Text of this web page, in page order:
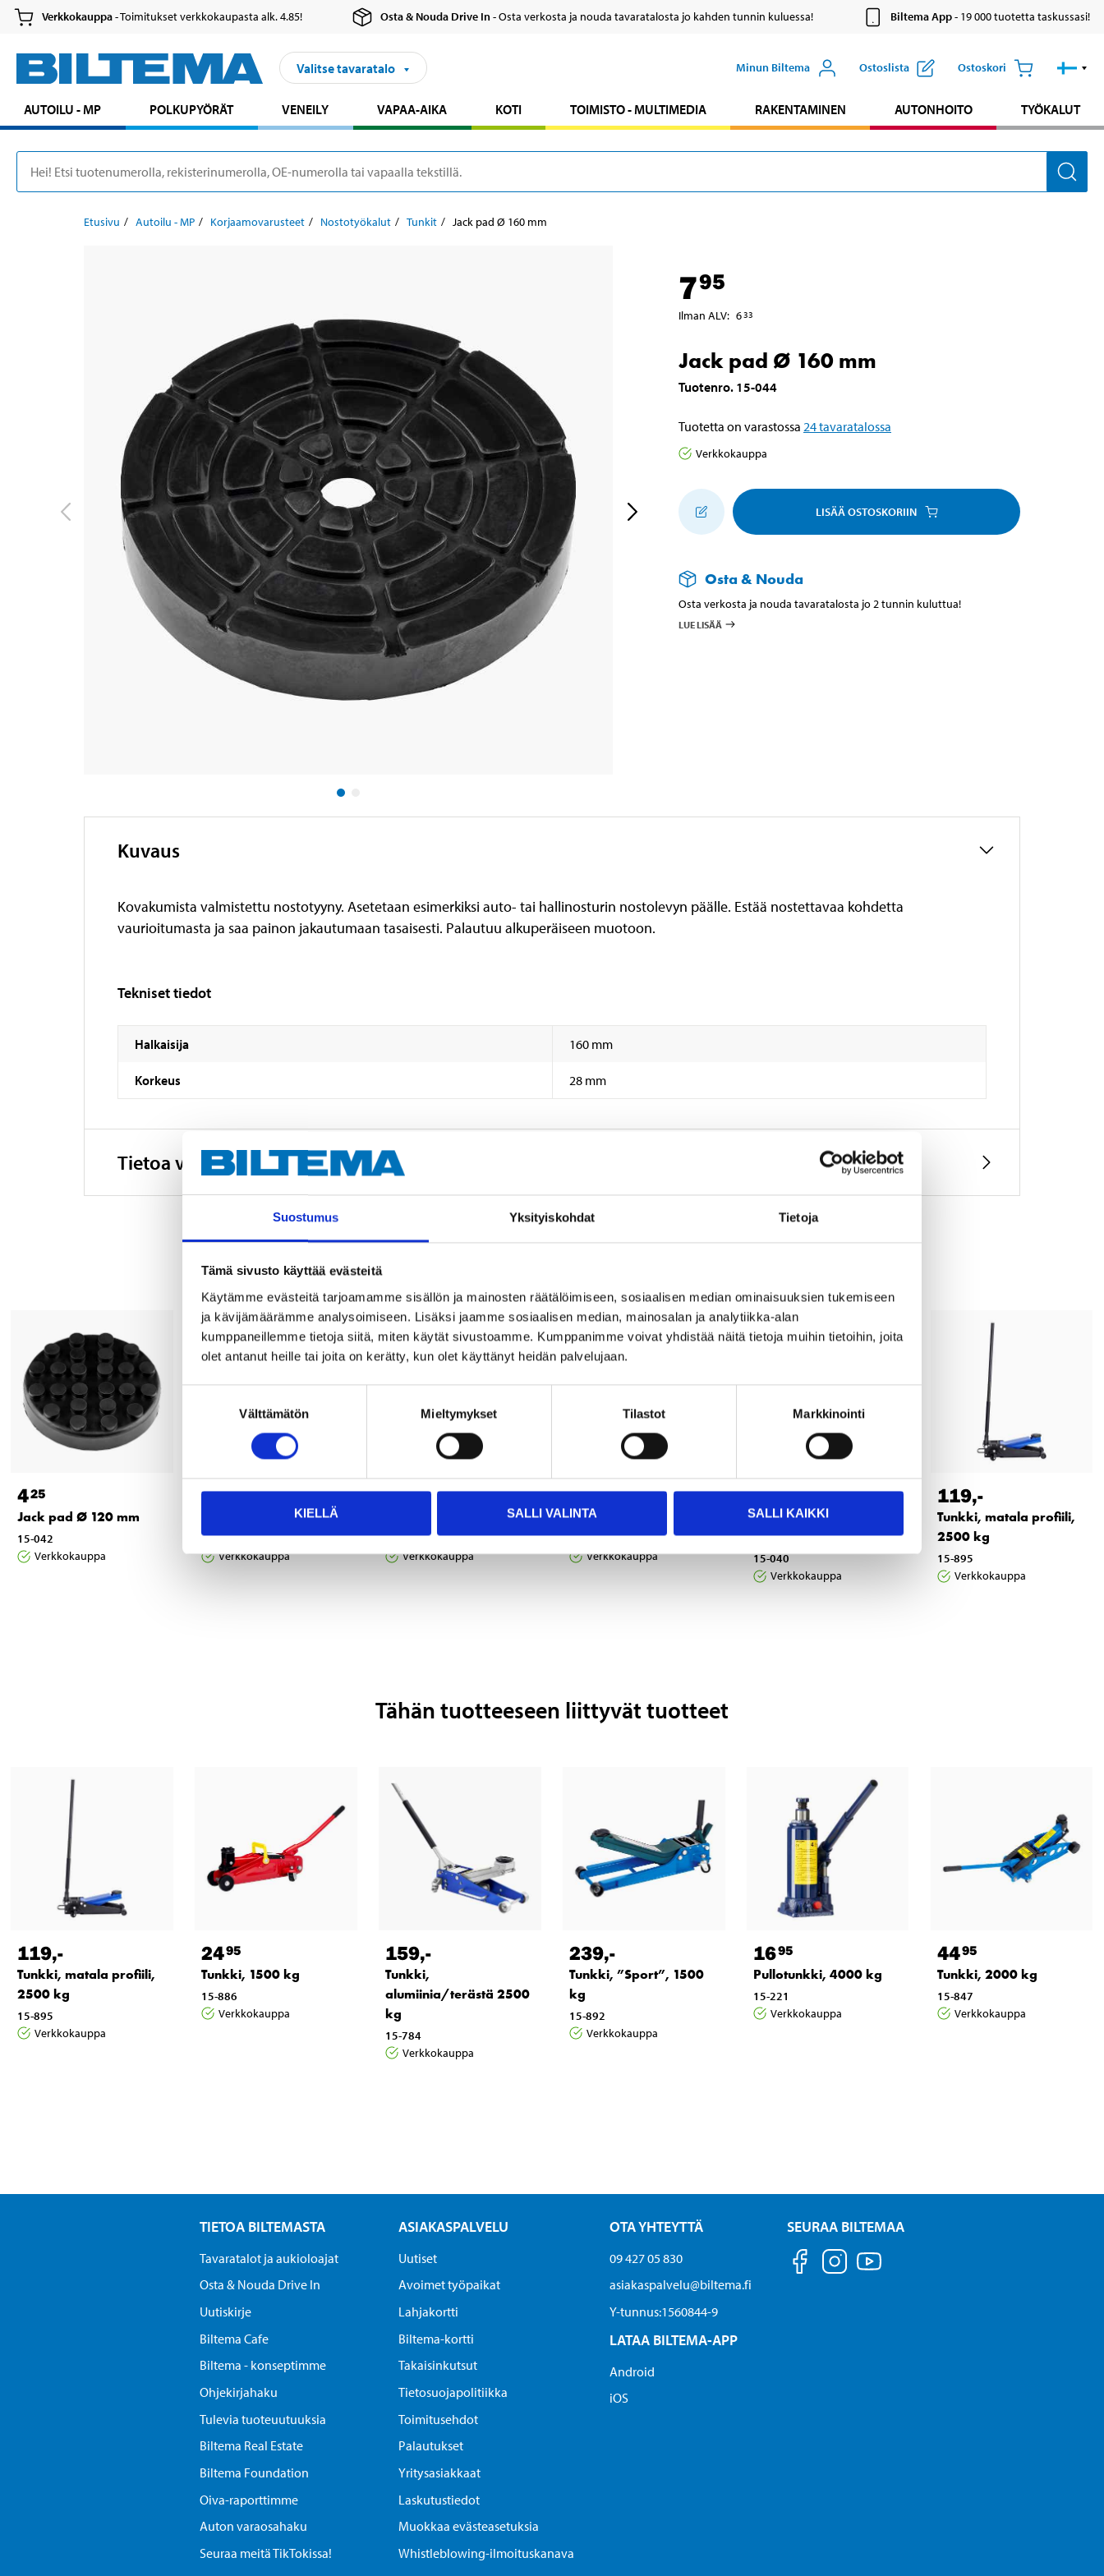
Suostumus Yksityiskohdat Tietoja
Tämä sivusto käyttää evästeitä
Käytämme evästeitä tarjoamamme sisällön ja mainosten räätälöimiseen, sosiaalisen median ominaisuuksien tukemiseen
ja kävijämäärämme analysoimiseen. Lisäksi jaamme sosiaalisen median, mainosalan ja analytiikka-alan
kumppaneillemme tietoja siitä, miten käytät sivustoamme. Kumppanimme voivat yhdistää näitä tietoja muihin tietoihin, joita
olet antanut heille tai joita on kerätty, kun olet käyttänyt heidän palvelujaan.
Välttämätön Mieltymykset Tilastot Markkinointi
KIELLÄ SALLI VALINTA SALLI KAIKKI
Verkkokauppa- Toimitukset verkkokaupasta alk. 4.85! Osta & Nouda Drive In- Osta verkosta ja nouda tavaratalosta jo kahden tunnin kuluessa! Biltema App- 19 000 tuotetta taskussasi!
Valitse tavaratalo Minun Biltema Ostoslista Ostoskori
AUTOILU - MP POLKUPYÖRÄT VENEILY VAPAA-AIKA KOTI TOIMISTO - MULTIMEDIA RAKENTAMINEN AUTONHOITO TYÖKALUT
Etusivu Autoilu - MP Korjaamovarusteet Nostotyökalut Tunkit Jack pad Ø 160 mm
795
Ilman ALV: 633
Jack pad Ø 160 mm
Tuotenro. 15-044
Tuotetta on varastossa 24tavaratalossa
Verkkokauppa
LISÄÄ OSTOSKORIIN
Osta & Nouda
Osta verkosta ja nouda tavaratalosta jo 2 tunnin kuluttua!
LUE LISÄÄ
Kuvaus
Kovakumista valmistettu nostotyyny. Asetetaan esimerkiksi auto- tai hallinosturin nostolevyn päälle. Estää nostettavaa kohdetta
vaurioitumasta ja saa painon jakautumaan tasaisesti. Palautuu alkuperäiseen muotoon.
Tekniset tiedot
Halkaisija 160 mm
Korkeus 28 mm
Tietoa valmistajasta
425
Jack pad Ø 120 mm
15-042
Verkkokauppa
435
Jack pad Ø 100 mm
15-041
Verkkokauppa
695
15-045
Verkkokauppa
695
Jack pad Ø 145 mm
15-043
Verkkokauppa
895
Kumityyny tukipukkiin,
2 kpl
15-040
Verkkokauppa
119,-
Tunkki, matala profiili,
2500 kg
15-895
Verkkokauppa
Tähän tuotteeseen liittyvät tuotteet
119,-
Tunkki, matala profiili,
2500 kg
15-895
Verkkokauppa
2495
Tunkki, 1500 kg
15-886
Verkkokauppa
159,-
Tunkki,
alumiinia/terästä 2500
kg
15-784
Verkkokauppa
239,-
Tunkki, ”Sport”, 1500
kg
15-892
Verkkokauppa
1695
Pullotunkki, 4000 kg
15-221
Verkkokauppa
4495
Tunkki, 2000 kg
15-847
Verkkokauppa
TIETOA BILTEMASTA
Tavaratalot ja aukioloajat
Osta & Nouda Drive In
Uutiskirje
Biltema Cafe
Biltema - konseptimme
Ohjekirjahaku
Tulevia tuoteuutuuksia
Biltema Real Estate
Biltema Foundation
Oiva-raporttimme
Auton varaosahaku
Seuraa meitä TikTokissa!
ASIAKASPALVELU
Uutiset
Avoimet työpaikat
Lahjakortti
Biltema-kortti
Takaisinkutsut
Tietosuojapolitiikka
Toimitusehdot
Palautukset
Yritysasiakkaat
Laskutustiedot
Muokkaa evästeasetuksia
Whistleblowing-ilmoituskanava
OTA YHTEYTTÄ
09 427 05 830
asiakaspalvelu@biltema.fi
Y-tunnus:1560844-9
LATAA BILTEMA-APP
Android
iOS
SEURAA BILTEMAA